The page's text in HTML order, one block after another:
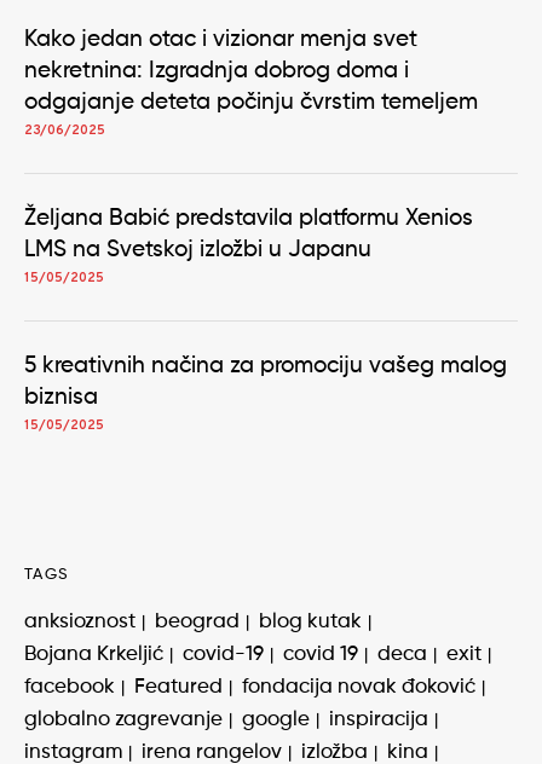
Kako jedan otac i vizionar menja svet
nekretnina: Izgradnja dobrog doma i
odgajanje deteta počinju čvrstim temeljem
23/06/2025
Željana Babić predstavila platformu Xenios
LMS na Svetskoj izložbi u Japanu
15/05/2025
5 kreativnih načina za promociju vašeg malog
biznisa
15/05/2025
TAGS
anksioznost beograd
blog kutak
Bojana Krkeljić
covid-19 covid 19 deca
exit
facebook
Featured
fondacija novak đoković
globalno zagrevanje
google
inspiracija
instagram
irena rangelov izložba
kina